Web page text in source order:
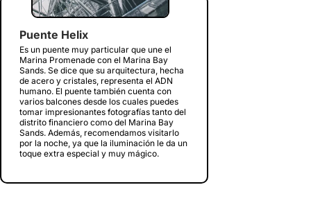
Puente Helix
Es un puente muy particular que une el
Marina Promenade con el Marina Bay
Sands. Se dice que su arquitectura, hecha
de acero y cristales, representa el ADN
humano. El puente también cuenta con
varios balcones desde los cuales puedes
tomar impresionantes fotografías tanto del
distrito financiero como del Marina Bay
Sands. Además, recomendamos visitarlo
por la noche, ya que la iluminación le da un
toque extra especial y muy mágico.